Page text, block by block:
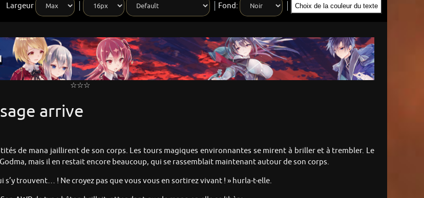
Largeur Fond: Choix de la couleur du texte
☆☆☆
arrive
de mana jaillirent de son corps. Les tours magiques environnantes se mirent à briller et à trembler. Le
mais il en restait encore beaucoup, qui se rassemblait maintenant autour de son corps.
trouvent… ! Ne croyez pas que vous vous en sortirez vivant ! » hurla-t-elle.